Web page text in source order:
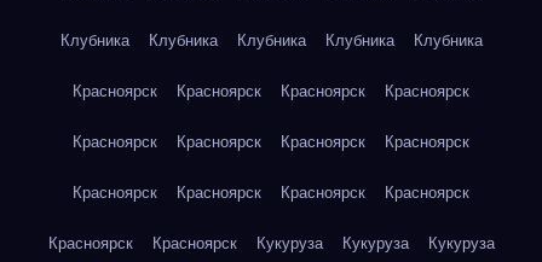
Клубника Клубника Клубника Клубника Клубника
Красноярск Красноярск Красноярск Красноярск
Красноярск Красноярск Красноярск Красноярск
Красноярск Красноярск Красноярск Красноярск
Красноярск Красноярск Кукуруза Кукуруза Кукуруза